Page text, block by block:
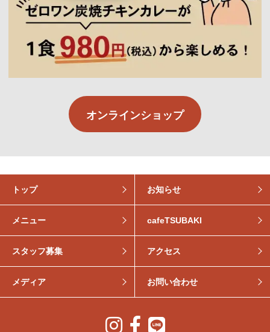
オンラインショップ
トップ お知らせ
メニュー cafeTSUBAKI
スタッフ募集 アクセス
メディア お問い合わせ